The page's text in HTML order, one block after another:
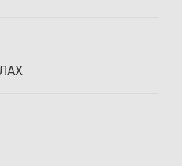
00 мин